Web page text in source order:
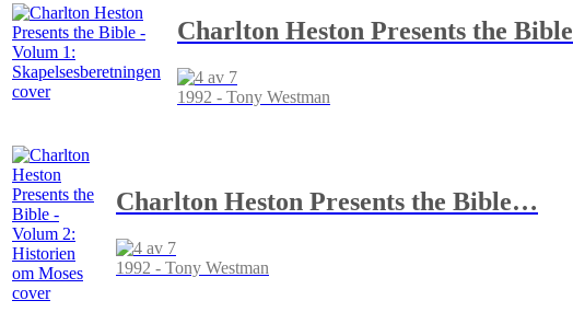
Charlton Heston Presents the Bible
1992 - Tony Westman
Charlton Heston Presents the Bible…
1992 - Tony Westman